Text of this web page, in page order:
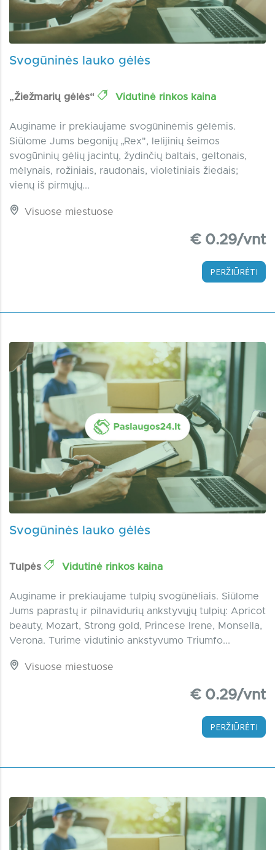
Svogūninės lauko gėlės
„Žiežmarių gėlės“ Vidutinė rinkos kaina
Auginame ir prekiaujame svogūninėmis gėlėmis.
Siūlome Jums begonijų „Rex", lelijinių šeimos
svogūninių gėlių jacintų, žydinčių baltais, geltonais,
mėlynais, rožiniais, raudonais, violetiniais žiedais;
vienų iš pirmųjų...
Visuose miestuose
€ 0.29/vnt
PERŽIŪRĖTI
Svogūninės lauko gėlės
Tulpės Vidutinė rinkos kaina
Auginame ir prekiaujame tulpių svogūnėliais. Siūlome
Jums paprastų ir pilnavidurių ankstyvųjų tulpių: Apricot
beauty, Mozart, Strong gold, Princese Irene, Monsella,
Verona. Turime vidutinio ankstyvumo Triumfo...
Visuose miestuose
€ 0.29/vnt
PERŽIŪRĖTI